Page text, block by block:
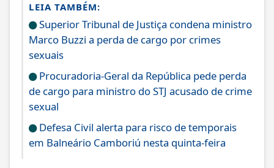
LEIA TAMBÉM:
Superior Tribunal de Justiça condena ministro
Marco Buzzi a perda de cargo por crimes
sexuais
Procuradoria-Geral da República pede perda
de cargo para ministro do STJ acusado de crime
sexual
Defesa Civil alerta para risco de temporais
em Balneário Camboriú nesta quinta-feira